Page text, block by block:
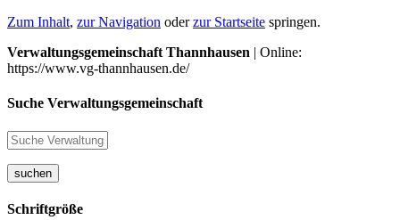
Zum Inhalt, zur Navigation oderzur Startseite springen.
Verwaltungsgemeinschaft Thannhausen | Online:
https://www.vg-thannhausen.de/
Suche Verwaltungsgemeinschaft
suchen
Schriftgröße